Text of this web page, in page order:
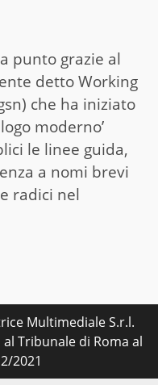
punto grazie al
detto Working
che ha iniziato
moderno’
le linee guida,
a nomi brevi
radici nel
Multimediale S.r.l.
Tribunale di Roma al
2021